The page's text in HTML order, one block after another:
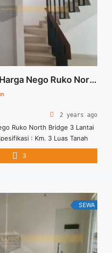
North Point 4 Lantai +
BSD Incld Lift Harga
Disewakan Termurah Harga Nego Ruko North Bridge 3 Lantai 3 Toilet Lokasi Strategis BSD
2 years ago
Ruko North Bridge 3 Lantai
: Km. 3 Luas Tanah
bisa untuk langsung usaha
thn (Nego Sampai Deal)
3
SEWA